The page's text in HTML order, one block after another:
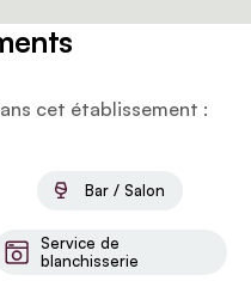
cet établissement :
Bar / Salon
Service de
blanchisserie